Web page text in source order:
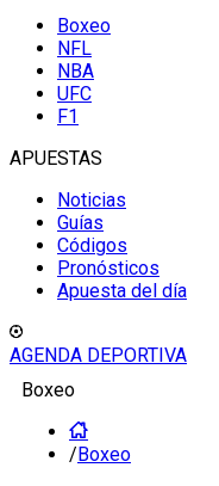
Boxeo
NFL
NBA
UFC
F1
APUESTAS
Noticias
Guías
Códigos
Pronósticos
Apuesta del día
AGENDA DEPORTIVA
Boxeo
/Boxeo